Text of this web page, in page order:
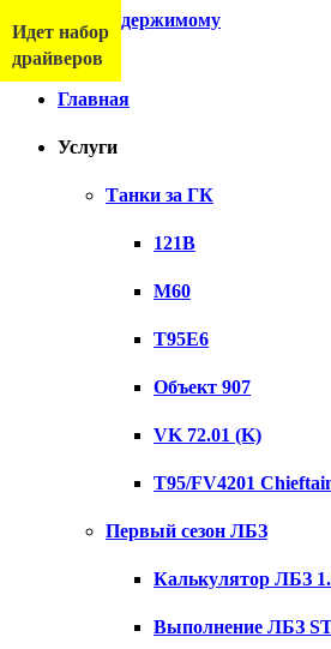
Перейти к содержимому
Меню
Главная
Услуги
Танки за ГК
121B
M60
T95E6
Объект 907
VK 72.01 (K)
T95/FV4201
Первый сезон ЛБЗ
Калькулятор ЛБЗ
Выполнение ЛБЗ
Идет набор
драйверов